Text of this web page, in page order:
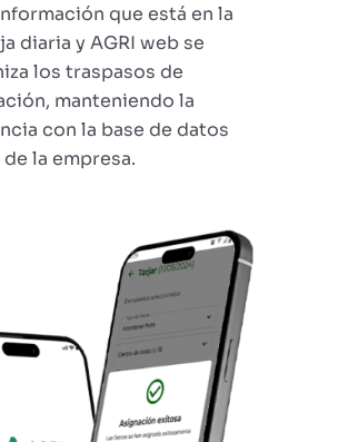
que está en la
diaria y AGRI web se
los traspasos de
manteniendo la
con la base de datos
la empresa.